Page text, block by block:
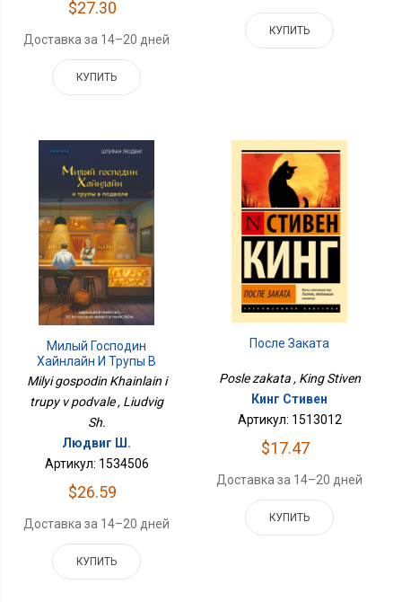
$27.30
Доставка за 14–20 дней
КУПИТЬ
КУПИТЬ
Милый Господин
Хайнлайн И Трупы В
Подвале
Milyi gospodin Khainlain i
trupy v podvale , Liudvig
Sh.
Людвиг Ш.
Артикул: 1534506
$26.59
Доставка за 14–20 дней
КУПИТЬ
После Заката
Posle zakata , King Stiven
Кинг Стивен
Артикул: 1513012
$17.47
Доставка за 14–20 дней
КУПИТЬ